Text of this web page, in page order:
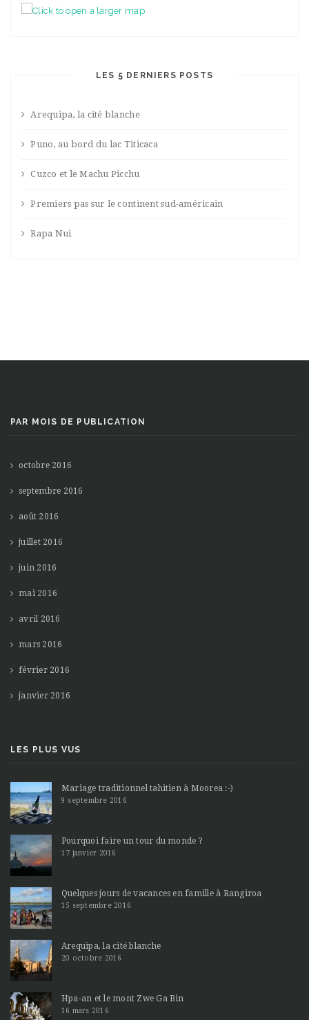
LES 5 DERNIERS POSTS
Arequipa, la cité blanche
Puno, au bord du lac Titicaca
Cuzco et le Machu Picchu
Premiers pas sur le continent sud-américain
Rapa Nui
PAR MOIS DE PUBLICATION
octobre 2016
septembre 2016
août 2016
juillet 2016
juin 2016
mai 2016
avril 2016
mars 2016
février 2016
janvier 2016
LES PLUS VUS
Mariage traditionnel tahitien à Moorea :-)
9 septembre 2016
Pourquoi faire un tour du monde ?
17 janvier 2016
Quelques jours de vacances en famille à Rangiroa
15 septembre 2016
Arequipa, la cité blanche
20 octobre 2016
Hpa-an et le mont Zwe Ga Bin
16 mars 2016